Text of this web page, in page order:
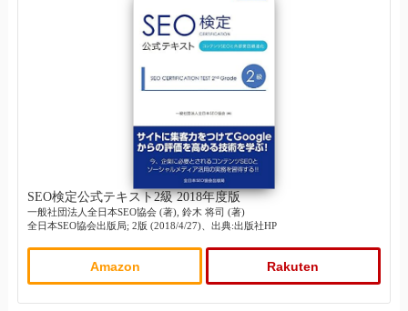
SEO検定公式テキスト2級 2018年度版
一般社団法人全日本SEO協会 (著), 鈴木 将司 (著)
全日本SEO協会出版局; 2版 (2018/4/27)、出典:出版社HP
Amazon Rakuten